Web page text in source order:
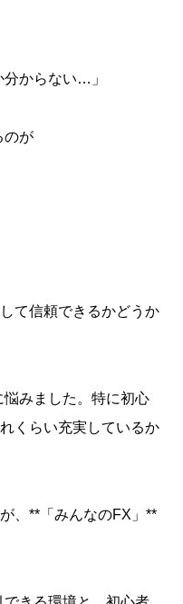
分からない…」
のが
て信頼できるかどうか
みました。特に初心
くらい充実しているか
、**「みんなのFX」**